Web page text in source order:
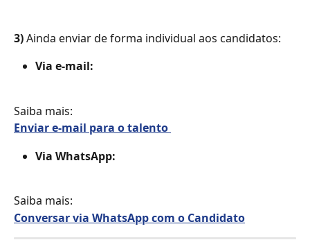
3) Ainda enviar de forma individual aos candidatos:
Via e-mail:
Saiba mais:
Enviar e-mail para o talento
Via WhatsApp:
Saiba mais:
Conversar via WhatsApp com o Candidato